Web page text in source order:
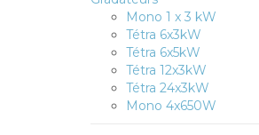
Mono 1 x 3 kW
Tétra 6x3kW
Tétra 6x5kW
Tétra 12x3kW
Tétra 24x3kW
Mono 4x650W